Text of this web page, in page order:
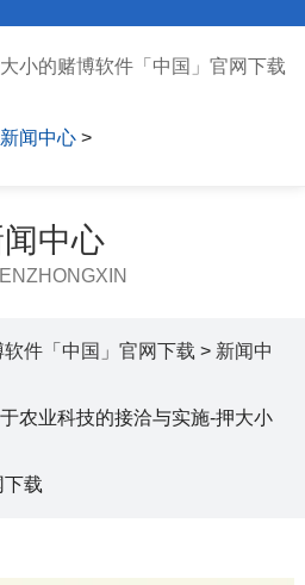
小的赌博软件「中国」官网下载
新闻中心 >
中心
件「中国」官网下载 > 新闻中
农业科技的接洽与实施-押大小
下载